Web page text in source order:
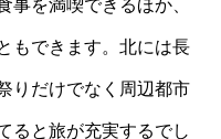
事を満喫できるほか、
もできます。北には長
りだけでなく周辺都市
ると旅が充実するでし